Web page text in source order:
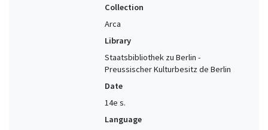
Collection
Arca
Library
Staatsbibliothek zu Berlin -
Preussischer Kulturbesitz de Berlin
Date
14e s.
Language